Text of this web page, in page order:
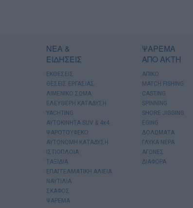
ΝΕΑ &
ΕΙΔΗΣΕΙΣ
ΕΚΘΕΣΕΙΣ
ΘΕΣΕΙΣ ΕΡΓΑΣΙΑΣ
ΛΙΜΕΝΙΚΟ ΣΩΜΑ
ΕΛΕΥΘΕΡΗ ΚΑΤΑΔΥΣΗ
YACHTING
AYTOKINHTA SUV & 4x4
ΨΑΡΟΤΟΥΦΕΚΟ
ΑΥΤΟΝΟΜΗ ΚΑΤΑΔΥΣΗ
ΙΣΤΙΟΠΛΟΙΑ
ΤΑΞΙΔΙΑ
ΕΠΑΓΓΕΛΜΑΤΙΚΗ ΑΛΙΕΙΑ
ΝΑΥΤΙΛΙΑ
ΣΚΑΦΟΣ
ΨΑΡΕΜΑ
ΨΑΡΕΜΑ
ΑΠΟ ΑΚΤΗ
ΑΠΙΚΟ
MATCH FISHING
CASTING
SPINNING
SHORE JIGGING
EGING
ΔΟΛΩΜΑΤΑ
ΓΛΥΚΑ ΝΕΡΑ
ΑΓΩΝΕΣ
ΔΙΑΦΟΡΑ